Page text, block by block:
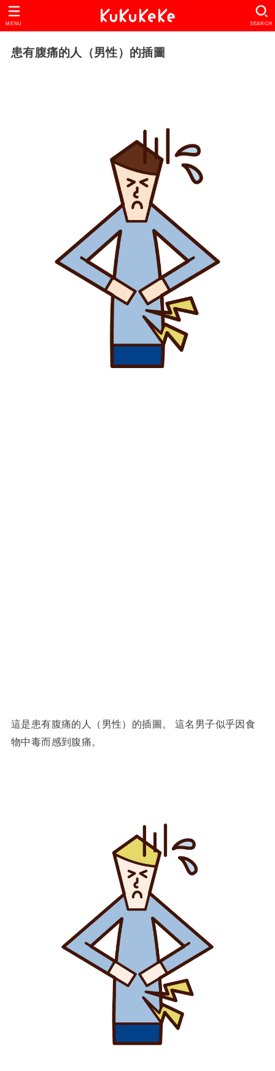
SEARCH
MENU
患有腹痛的人（男性）的插圖
這是患有腹痛的人（男性）的插圖。 這名男子似乎因食
物中毒而感到腹痛。